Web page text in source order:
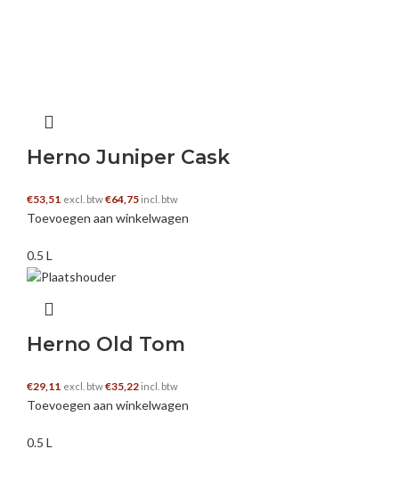
Herno Juniper Cask
€53,51 excl. btw€64,75 incl. btw
Toevoegen aan winkelwagen
0.5 L
Herno Old Tom
€29,11 excl. btw€35,22 incl. btw
Toevoegen aan winkelwagen
0.5 L